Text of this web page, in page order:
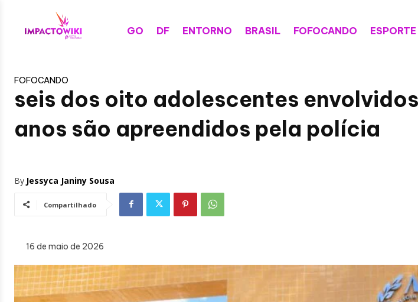
GO DF ENTORNO BRASIL FOFOCANDO ESPORTE
FOFOCANDO
seis dos oito adolescentes
anos são apreendidos pela polícia
By Jessyca Janiny Sousa
Compartilhado
16 de maio de 2026